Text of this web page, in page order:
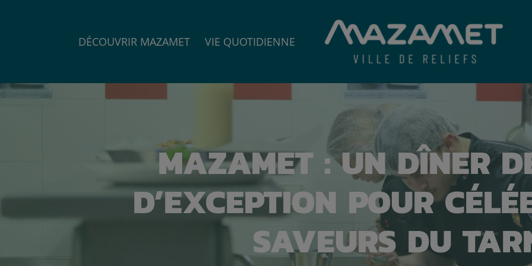
DÉCOUVRIR MAZAMET VIE QUOTIDIENNE
MAZAMET : UN DÎNER
D’EXCEPTION POUR
SAVEURS DU